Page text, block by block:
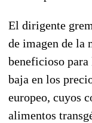
El dirigente
de imagen de la
beneficioso para
baja en los
europeo, cuyos
alimentos